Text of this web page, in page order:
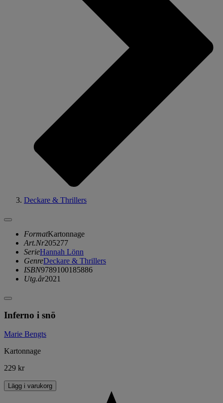
Deckare & Thrillers
FormatKartonnage
Art.Nr205277
SerieHannah Lönn
GenreDeckare & Thrillers
ISBN9789100185886
Utg.år2021
Inferno i snö
Marie Bengts
Kartonnage
229 kr
Lägg i varukorg